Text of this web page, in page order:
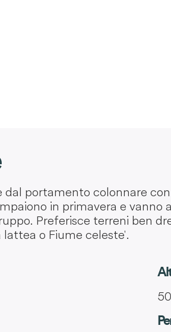
dal portamento colonnare
in primavera e
Preferisce terreni ben
o Fiume celeste'.
50